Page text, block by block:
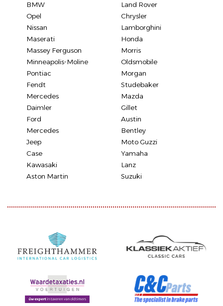
BMW
Land Rover
Opel
Chrysler
Nissan
Lamborghini
Maserati
Honda
Massey Ferguson
Morris
Minneapolis-Moline
Oldsmobile
Pontiac
Morgan
Fendt
Studebaker
Mercedes
Mazda
Daimler
Gillet
Ford
Austin
Mercedes
Bentley
Jeep
Moto Guzzi
Case
Yamaha
Kawasaki
Lanz
Aston Martin
Suzuki